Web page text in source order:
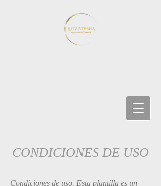
CONDICIONES DE USO
Condiciones de uso. Esta plantilla es un